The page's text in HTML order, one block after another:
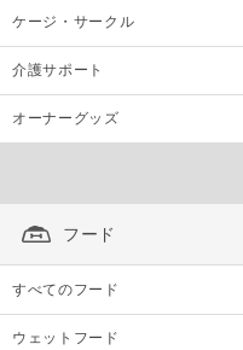
ケージ・サークル
介護サポート
オーナーグッズ
フード
すべてのフード
ウェットフード